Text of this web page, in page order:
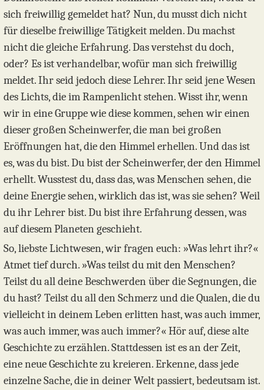
sich freiwillig gemeldet hat? Nun, du musst dich nicht
für dieselbe freiwillige Tätigkeit melden. Du machst
nicht die gleiche Erfahrung. Das verstehst du doch,
oder? Es ist verhandelbar, wofür man sich freiwillig
meldet. Ihr seid jedoch diese Lehrer. Ihr seid jene Wesen
des Lichts, die im Rampenlicht stehen. Wisst ihr, wenn
wir in eine Gruppe wie diese kommen, sehen wir einen
dieser großen Scheinwerfer, die man bei großen
Eröffnungen hat, die den Himmel erhellen. Und das ist
es, was du bist. Du bist der Scheinwerfer, der den Himmel
erhellt. Wusstest du, dass das, was Menschen sehen, die
deine Energie sehen, wirklich das ist, was sie sehen? Weil
du ihr Lehrer bist. Du bist ihre Erfahrung dessen, was
auf diesem Planeten geschieht.
So, liebste Lichtwesen, wir fragen euch: »Was lehrt ihr?«
Atmet tief durch. »Was teilst du mit den Menschen?
Teilst du all deine Beschwerden über die Segnungen, die
du hast? Teilst du all den Schmerz und die Qualen, die du
vielleicht in deinem Leben erlitten hast, was auch immer,
was auch immer, was auch immer?« Hör auf, diese alte
Geschichte zu erzählen. Stattdessen ist es an der Zeit,
eine neue Geschichte zu kreieren. Erkenne, dass jede
einzelne Sache, die in deiner Welt passiert, bedeutsam ist.